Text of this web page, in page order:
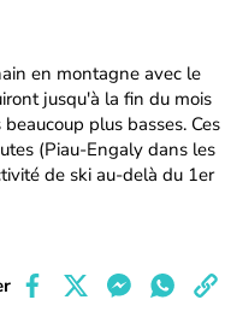
en montagne avec le
jusqu'à la fin du mois
plus basses. Ces
(Piau-Engaly dans les
de ski au-delà du 1er